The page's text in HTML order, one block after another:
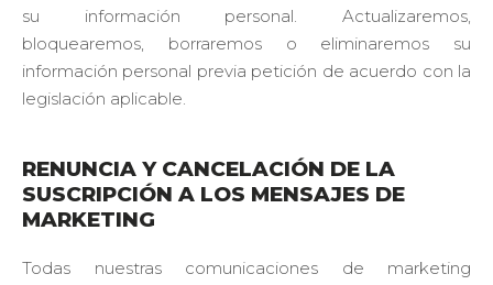
su información personal. Actualizaremos,
bloquearemos, borraremos o eliminaremos su
información personal previa petición de acuerdo con la
legislación aplicable.
RENUNCIA Y CANCELACIÓN DE LA
SUSCRIPCIÓN A LOS MENSAJES DE
MARKETING
Todas nuestras comunicaciones de marketing